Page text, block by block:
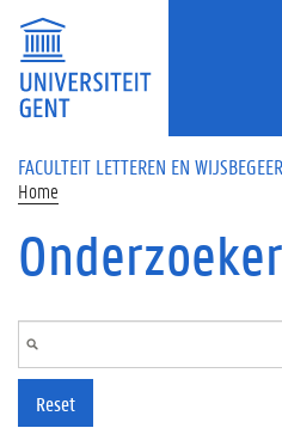
Overslaan en naar de inhoud gaan
FACULTEIT LETTEREN EN
Home
Reset